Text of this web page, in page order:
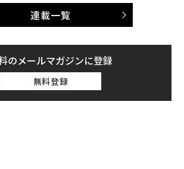
連載一覧
のメールマガジンに登録
無料登録